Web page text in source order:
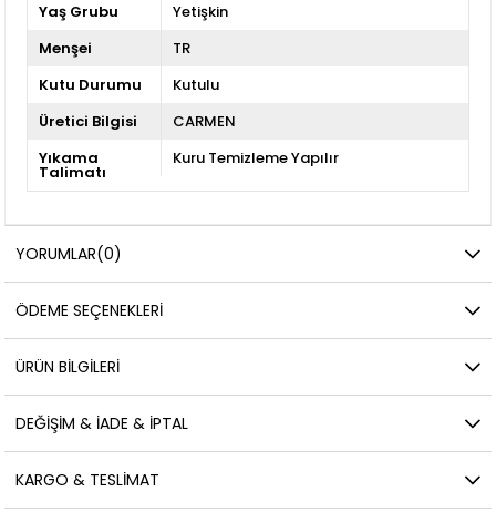
Yaş Grubu
Yetişkin
Menşei
TR
Kutu Durumu
Kutulu
Üretici Bilgisi
CARMEN
Yıkama
Talimatı
Kuru Temizleme Yapılır
YORUMLAR(0)
ÖDEME SEÇENEKLERI
ÜRÜN BILGILERI
DEĞIŞIM & İADE & İPTAL
KARGO & TESLIMAT